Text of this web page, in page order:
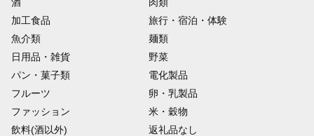
加工食品
旅行・宿泊・体験
魚介類
麺類
日用品・雑貨
野菜
パン・菓子類
電化製品
フルーツ
卵・乳製品
ファッション
米・穀物
飲料(酒以外)
返礼品なし